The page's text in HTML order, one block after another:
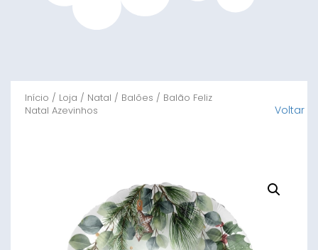
Início / Loja / Natal / Balões / Balão Feliz
Natal Azevinhos
Voltar